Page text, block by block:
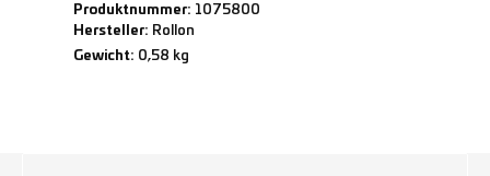
Produktnummer: 1075800
Hersteller: Rollon
Gewicht: 0,58 kg